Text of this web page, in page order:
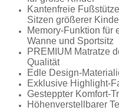
Kantenfreie
Sitzen größerer
Memory-Funktion für
Wanne und Sportsitz
PREMIUM Matratze
Qualität
Edle Design-
Exklusive Highlight-
Gesteppter Komfort-
Höhenverstellbarer